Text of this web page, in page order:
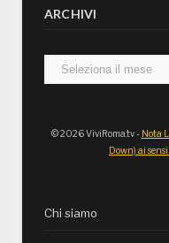
ARCHIVI
Archivi
© 2026 ViviRoma.tv - Nota
Down) ai
Chi siamo